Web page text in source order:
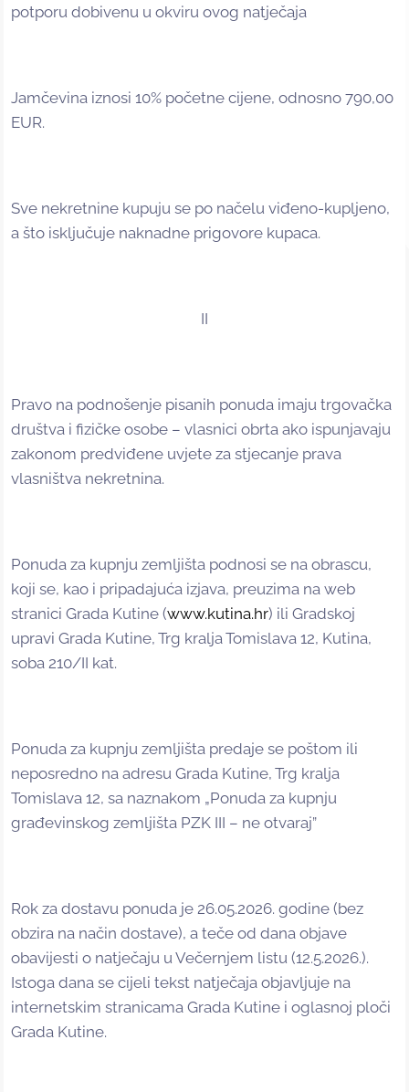
potporu dobivenu u okviru ovog natječaja
Jamčevina iznosi 10% početne cijene, odnosno 790,00
EUR.
Sve nekretnine kupuju se po načelu viđeno-kupljeno,
a što isključuje naknadne prigovore kupaca.
II
Pravo na podnošenje pisanih ponuda imaju trgovačka
društva i fizičke osobe – vlasnici obrta ako ispunjavaju
zakonom predviđene uvjete za stjecanje prava
vlasništva nekretnina.
Ponuda za kupnju zemljišta podnosi se na obrascu,
koji se, kao i pripadajuća izjava, preuzima na web
stranici Grada Kutine (www.kutina.hr) ili Gradskoj
upravi Grada Kutine, Trg kralja Tomislava 12, Kutina,
soba 210/II kat.
Ponuda za kupnju zemljišta predaje se poštom ili
neposredno na adresu Grada Kutine, Trg kralja
Tomislava 12, sa naznakom „Ponuda za kupnju
građevinskog zemljišta PZK III – ne otvaraj”
Rok za dostavu ponuda je 26.05.2026. godine (bez
obzira na način dostave), a teče od dana objave
obavijesti o natječaju u Večernjem listu (12.5.2026.).
Istoga dana se cijeli tekst natječaja objavljuje na
internetskim stranicama Grada Kutine i oglasnoj ploči
Grada Kutine.